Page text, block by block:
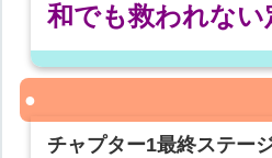
和でも救われな
チャプター1最終ステー